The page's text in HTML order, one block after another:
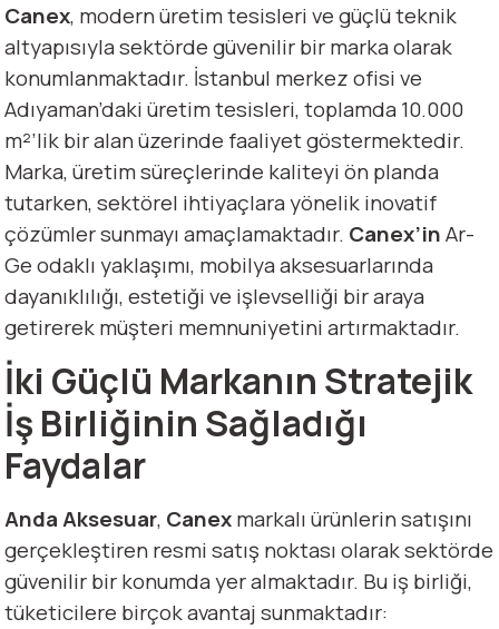
Canex, modern üretim tesisleri ve güçlü teknik
altyapısıyla sektörde güvenilir bir marka olarak
konumlanmaktadır. İstanbul merkez ofisi ve
Adıyaman’daki üretim tesisleri, toplamda 10.000
m²’lik bir alan üzerinde faaliyet göstermektedir.
Marka, üretim süreçlerinde kaliteyi ön planda
tutarken, sektörel ihtiyaçlara yönelik inovatif
çözümler sunmayı amaçlamaktadır. Canex’inAr-
Ge odaklı yaklaşımı, mobilya aksesuarlarında
dayanıklılığı, estetiği ve işlevselliği bir araya
getirerek müşteri memnuniyetini artırmaktadır.
İki Güçlü Markanın Stratejik
İş Birliğinin Sağladığı
Faydalar
Anda Aksesuar, Canexmarkalı ürünlerin satışını
gerçekleştiren resmi satış noktası olarak sektörde
güvenilir bir konumda yer almaktadır. Bu iş birliği,
tüketicilere birçok avantaj sunmaktadır: